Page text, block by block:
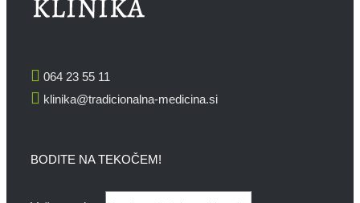
064 23 55 11
klinika@tradicionalna-medicina.si
BODITE NA TEKOČEM!